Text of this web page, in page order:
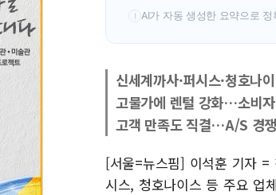
! AI가 자동 생성한 요약으로
신세계까사·퍼시스·청호나
고물가에 렌털 강화…소비
고객 만족도 직결…A/S 경
[서울=뉴스핌] 이석훈 기자 =
시스, 청호나이스 등 주요 업